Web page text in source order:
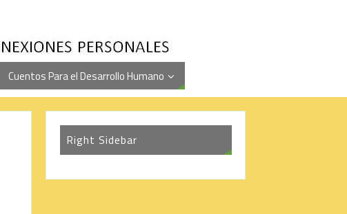
Cuentos Para el Desarrollo Humano
Right Sidebar